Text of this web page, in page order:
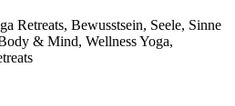
Retreats, Bewusstsein, Seele, Sinne
& Mind, Wellness Yoga,